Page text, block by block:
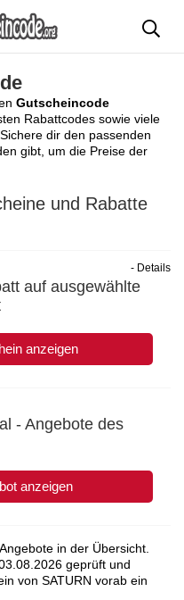
Gutscheincode
Rabattcodes sowie viele
dir den passenden
gibt, um die Preise der
und Rabatte
auf ausgewählte
anzeigen
- Details
- Angebote des
anzeigen
in der Übersicht.
geprüft und
von SATURN vorab ein